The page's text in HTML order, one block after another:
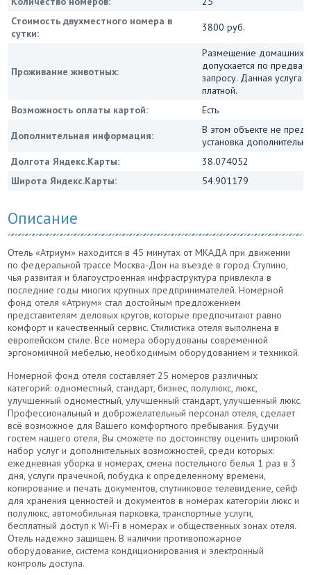
Стоимость двухместного номера в
сутки:
3800 руб.
Проживание животных:
Размещение домашних
допускается по
запросу. Данная услуга
платной.
Возможность оплаты картой:
Есть
Дополнительная информация:
В этом объекте не
установка
Долгота Яндекс.Карты:
38.074052
Широта Яндекс.Карты:
54.901179
Описание
Отель «Атриум» находится в 45 минутах от МКАДА при движении
по федеральной трассе Москва-Дон на въезде в город Ступино,
чья развитая и благоустроенная инфраструктура привлекла в
последние годы многих крупных предпринимателей. Номерной
фонд отеля «Атриум» стал достойным предложением
представителям деловых кругов, которые предпочитают равно
комфорт и качественный сервис. Стилистика отеля выполнена в
европейском стиле. Все номера оборудованы современной
эргономичной мебелью, необходимым оборудованием и техникой.
Номерной фонд отеля составляет 25 номеров различных
категорий: одноместный, стандарт, бизнес, полулюкс, люкс,
улучшенный одноместный, улучшенный стандарт, улучшенный люкс.
Профессиональный и доброжелательный персонал отеля, сделает
всё возможное для Вашего комфортного пребывания. Будучи
гостем нашего отеля, Вы сможете по достоинству оценить широкий
набор услуг и дополнительных возможностей, среди которых:
ежедневная уборка в номерах, смена постельного белья 1 раз в 3
дня, услуги прачечной, побудка к определенному времени,
копирование и печать документов, спутниковое телевидение, сейф
для хранения ценностей и документов в номерах категории люкс и
полулюкс, автомобильная парковка, транспортные услуги,
бесплатный доступ к Wi-Fi в номерах и общественных зонах отеля.
Отель надежно защищен. В наличии противопожарное
оборудование, система кондиционирования и электронный
контроль доступа.